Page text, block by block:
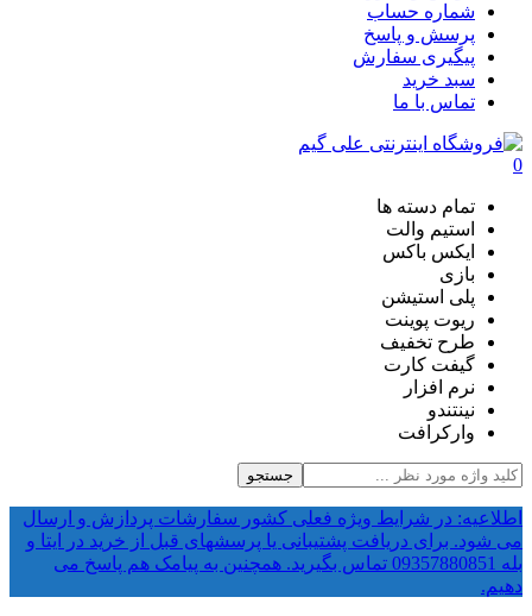
شماره حساب
پرسش و پاسخ
پیگیری سفارش
سبد خرید
تماس با ما
0
تمام دسته ها
استیم والت
ایکس باکس
بازی
پلی استیشن
ریوت پوینت
طرح تخفیف
گیفت کارت
نرم افزار
نینتندو
وارکرافت
جستجو
اطلاعیه: در شرایط ویژه فعلی کشور سفارشات پردازش و ارسال
می شود. برای دریافت پشتیبانی یا پرسشهای قبل از خرید در ایتا و
بله 09357880851 تماس بگیرید. همچنین به پیامک هم پاسخ می
دهیم.